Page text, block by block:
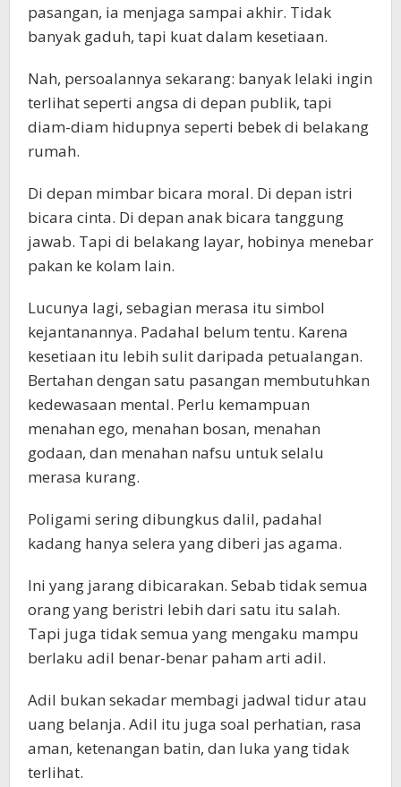
pasangan, ia menjaga sampai akhir. Tidak
banyak gaduh, tapi kuat dalam kesetiaan.
Nah, persoalannya sekarang: banyak lelaki ingin
terlihat seperti angsa di depan publik, tapi
diam-diam hidupnya seperti bebek di belakang
rumah.
Di depan mimbar bicara moral. Di depan istri
bicara cinta. Di depan anak bicara tanggung
jawab. Tapi di belakang layar, hobinya menebar
pakan ke kolam lain.
Lucunya lagi, sebagian merasa itu simbol
kejantanannya. Padahal belum tentu. Karena
kesetiaan itu lebih sulit daripada petualangan.
Bertahan dengan satu pasangan membutuhkan
kedewasaan mental. Perlu kemampuan
menahan ego, menahan bosan, menahan
godaan, dan menahan nafsu untuk selalu
merasa kurang.
Poligami sering dibungkus dalil, padahal
kadang hanya selera yang diberi jas agama.
Ini yang jarang dibicarakan. Sebab tidak semua
orang yang beristri lebih dari satu itu salah.
Tapi juga tidak semua yang mengaku mampu
berlaku adil benar-benar paham arti adil.
Adil bukan sekadar membagi jadwal tidur atau
uang belanja. Adil itu juga soal perhatian, rasa
aman, ketenangan batin, dan luka yang tidak
terlihat.